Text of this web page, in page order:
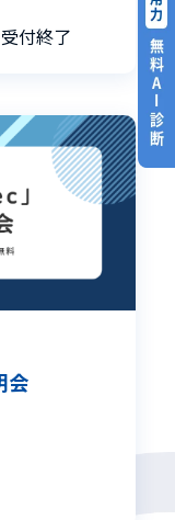
付終了
会